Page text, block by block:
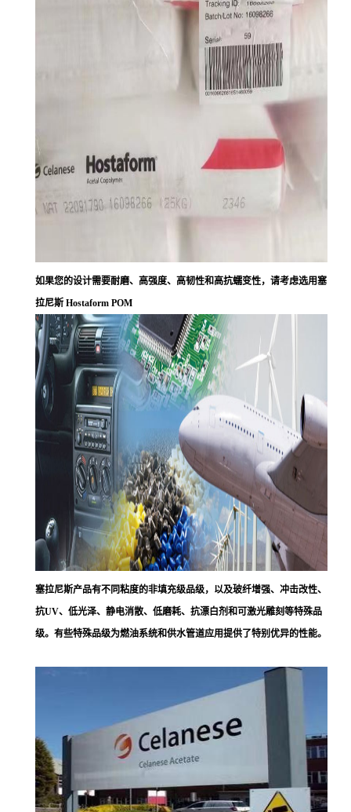
如果您的设计需要耐磨、高强度、高韧性和高抗蠕变性，请考虑选用塞
拉尼斯 Hostaform POM
塞拉尼斯产品有不同粘度的非填充级品级，以及玻纤增强、冲击改性、
抗UV、低光泽、静电消散、低磨耗、抗漂白剂和可激光雕刻等特殊品
级。有些特殊品级为燃油系统和供水管道应用提供了特别优异的性能。